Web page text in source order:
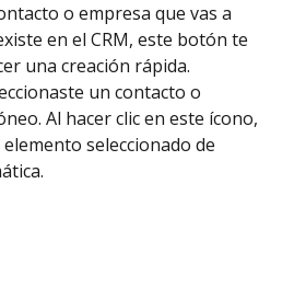
o empresa que vas a
en el CRM, este botón te
una creación rápida.
un contacto o
Al hacer clic en este ícono,
seleccionado de